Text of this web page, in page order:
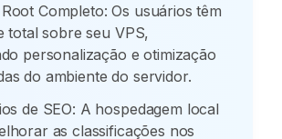
Completo: Os usuários têm
total sobre seu VPS,
personalização e otimização
do ambiente do servidor.
de SEO: A hospedagem local
as classificações nos